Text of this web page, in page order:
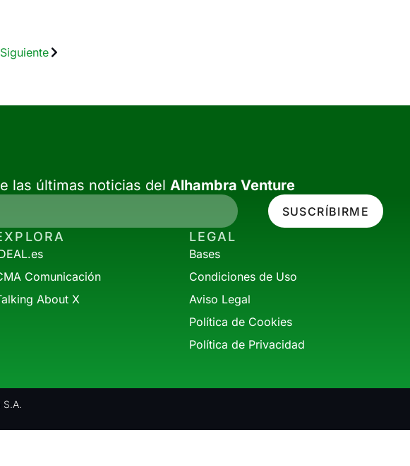
Siguiente
las últimas noticias del Alhambra Venture
SUSCRÍBIRME
Comunicación
About X
LEGAL
Bases
Condiciones de Uso
Aviso Legal
Política de Cookies
Política de Privacidad